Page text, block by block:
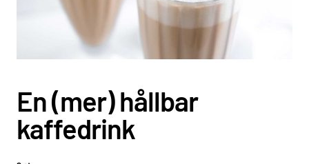
En (mer) hållbar
kaffedrink